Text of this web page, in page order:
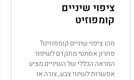
ציפוי שיניים
קומפוזיט
מהו ציפוי שיניים קומפוזיט?
פתרון אסתטי מתקדם לשיפור
המראה הכללי של השיניים מציע
אפשרות לשינוי צבע, צורה או